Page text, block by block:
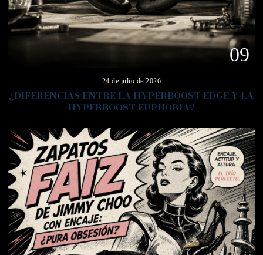
09
24 de julio de 2026
¿DIFERENCIAS ENTRE LA HYPERBOOST EDGE Y LA
HYPERBOOST EUPHORIA?